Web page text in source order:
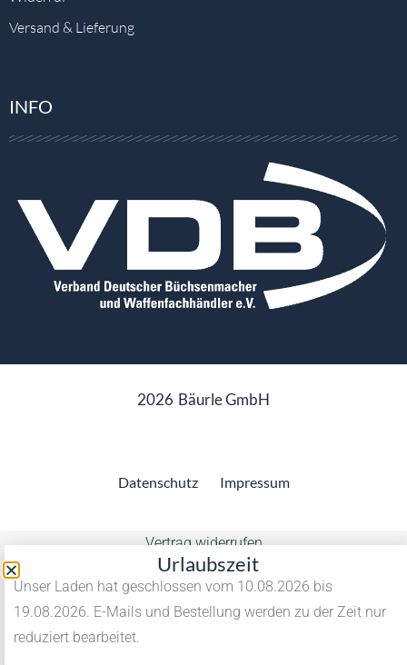
Versand & Lieferung
INFO
2026 Bäurle GmbH
Datenschutz Impressum
Vertrag widerrufen
Urlaubszeit
Unser Laden hat geschlossen vom 10.08.2026 bis
19.08.2026. E-Mails und Bestellung werden zu der Zeit nur
reduziert bearbeitet.